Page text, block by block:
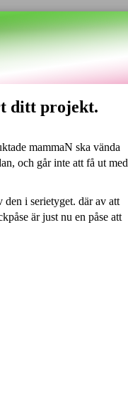
ditt projekt.
mammaN ska vända
och går inte att få ut med
den i serietyget. där av att
är just nu en påse att